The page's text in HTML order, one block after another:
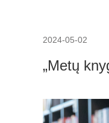
2024-05-02
„Metų